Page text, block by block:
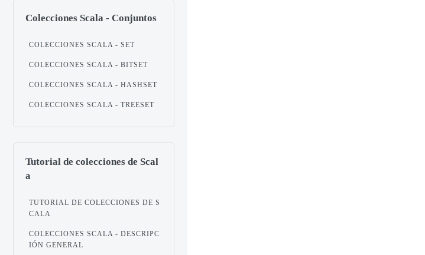
Colecciones Scala - Conjuntos
COLECCIONES SCALA - SET
COLECCIONES SCALA - BITSET
COLECCIONES SCALA - HASHSET
COLECCIONES SCALA - TREESET
Tutorial de colecciones de Scal
a
TUTORIAL DE COLECCIONES DE S
CALA
COLECCIONES SCALA - DESCRIPC
IÓN GENERAL